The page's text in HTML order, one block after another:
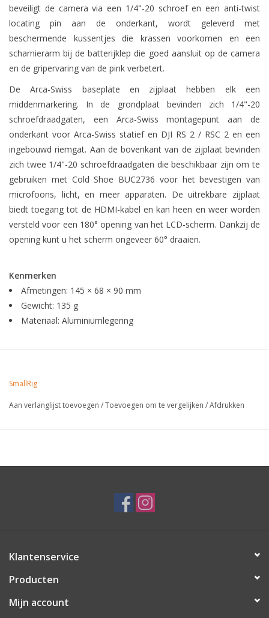
beveiligt de camera via een 1/4"-20 schroef en een anti-twist
locating pin aan de onderkant, wordt geleverd met
beschermende kussentjes die krassen voorkomen en een
scharnierarm bij de batterijklep die goed aansluit op de camera
en de gripervaring van de pink verbetert.
De Arca-Swiss baseplate en zijplaat hebben elk een
middenmarkering. In de grondplaat bevinden zich 1/4"-20
schroefdraadgaten, een Arca-Swiss montagepunt aan de
onderkant voor Arca-Swiss statief en DJI RS 2 / RSC 2 en een
ingebouwd riemgat. Aan de bovenkant van de zijplaat bevinden
zich twee 1/4"-20 schroefdraadgaten die beschikbaar zijn om te
gebruiken met Cold Shoe BUC2736 voor het bevestigen van
microfoons, licht, en meer apparaten. De uitrekbare zijplaat
biedt toegang tot de HDMI-kabel en kan heen en weer worden
versteld voor een 180° opening van het LCD-scherm. Dankzij de
opening kunt u het scherm ongeveer 60° draaien.
Kenmerken
Afmetingen: 145 × 68 × 90 mm
Gewicht: 135 g
Materiaal: Aluminiumlegering
SmallRig
Aan verlanglijst toevoegen /Toevoegen om te vergelijken /Afdrukken
Klantenservice
Producten
Mijn account